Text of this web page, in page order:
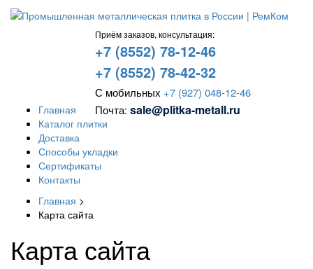
Приём заказов, консультация:
+7 (8552) 78-12-46
+7 (8552) 78-42-32
С мобильных +7 (927) 048-12-46
Почта:sale@plitka-metall.ru
Главная
Каталог плитки
Доставка
Способы укладки
Сертификаты
Контакты
Главная >
Карта сайта
Карта сайта